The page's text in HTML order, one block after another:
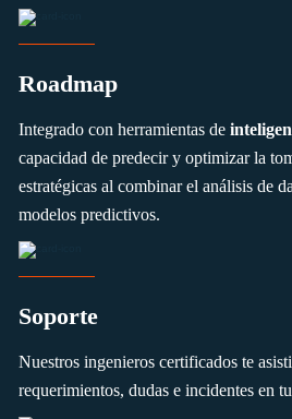
Roadmap
Integrado con herramientas de
capacidad de predecir y optimizar la
estratégicas al combinar el análisis de
modelos predictivos.
Soporte
Nuestros ingenieros certificados te
requerimientos, dudas e incidentes en